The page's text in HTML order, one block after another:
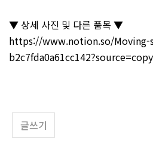
▼ 상세 사진 및 다른 품목 ▼
https://www.notion.so/Moving-
글쓰기